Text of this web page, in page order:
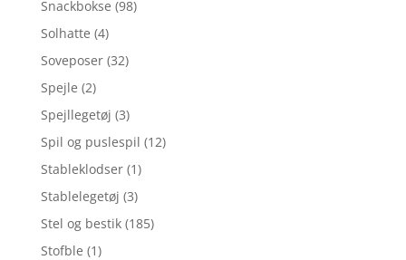
Snackbokse (98)
Solhatte (4)
Soveposer (32)
Spejle (2)
Spejllegetøj (3)
Spil og puslespil (12)
Stableklodser (1)
Stablelegetøj (3)
Stel og bestik (185)
Stofble (1)